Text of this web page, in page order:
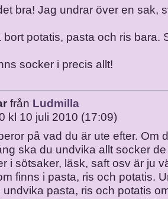
bra! Jag undrar över en sak,
bort potatis, pasta och ris bara.
socker i precis allt!
från Ludmilla
kl 10 juli 2010 (17:09)
på vad du är ute efter. Om
ska du undvika allt socker
i sötsaker, läsk, saft osv är ju
finns i pasta, ris och potatis.
pasta, ris och potatis